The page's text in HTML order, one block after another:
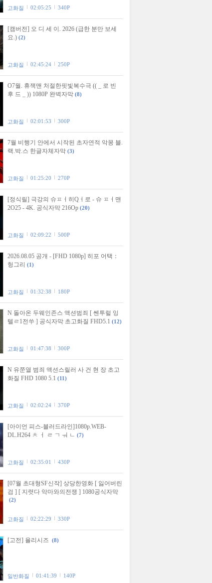
고화질 02:05:25 340P
[캠버전] 오 디 세 이. 2026 (급한 분만 보세
요.) (2)
고화질 02:45:24 250P
O7월. 휴잭맨 처절한핏빛복수극 (( _ 로 빈
후 드 _ )) 1080P 완벽자막 (8)
고화질 02:01:53 300P
7월 비행기 안에서 시작된 초자연적 악몽 블.
랙.박.스 한글자체자막 (3)
고화질 01:25:20 270P
[정식릴] 극강의 슈ㅍㅓ히Qㅓ로 - 슈 ㅍㅓ맨
2O25 - 4K. 공식자막 216Op (20)
고화질 02:09:22 500P
2026.08.05 공개 - [FHD 1080p] 히포 어택：
헝그리 (1)
고화질 01:32:38 180P
N 돌아온 두웨인존스 액션범죄 [ 쎈투럴 잉
텔ㄹ1전쑤 ] 공식자막 초고화질 FHD5.1 (12)
고화질 01:47:38 300P
N 유쭌열 범죄 액션스릴러 사 건 현 장 초고
화질 FHD 1080 5.1 (11)
고화질 02:02:24 370P
[아이언 피스-블러드라인]1080p.WEB-
DL.H264 ㅊ ㅓ ㄹ ㄱ ㅝ ㄴ (7)
고화질 02:35:01 430P
[07월 초대형SF신작] 상당한영화 [ 잃어버린
검 ] [ 지렷다 악마와의전쟁 ] 1080공식자막
(2)
고화질 02:22:29 330P
[고전] 율리시즈 (8)
일반화질 01:41:39 140P